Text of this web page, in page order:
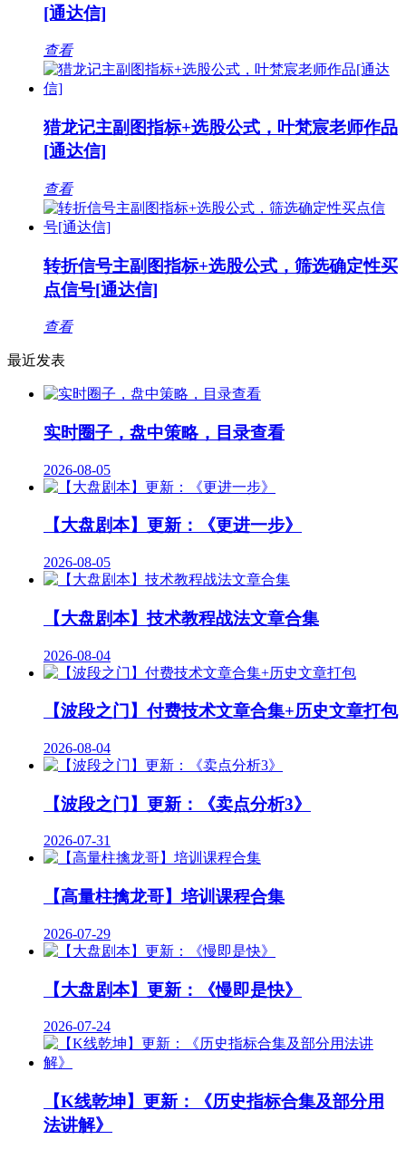
[通达信]
查看
猎龙记主副图指标+选股公式，叶梵宸老师作品
[通达信]
查看
转折信号主副图指标+选股公式，筛选确定性买
点信号[通达信]
查看
最近发表
实时圈子，盘中策略，目录查看
2026-08-05
【大盘剧本】更新：《更进一步》
2026-08-05
【大盘剧本】技术教程战法文章合集
2026-08-04
【波段之门】付费技术文章合集+历史文章打包
2026-08-04
【波段之门】更新：《卖点分析3》
2026-07-31
【高量柱擒龙哥】培训课程合集
2026-07-29
【大盘剧本】更新：《慢即是快》
2026-07-24
【K线乾坤】更新：《历史指标合集及部分用
法讲解》